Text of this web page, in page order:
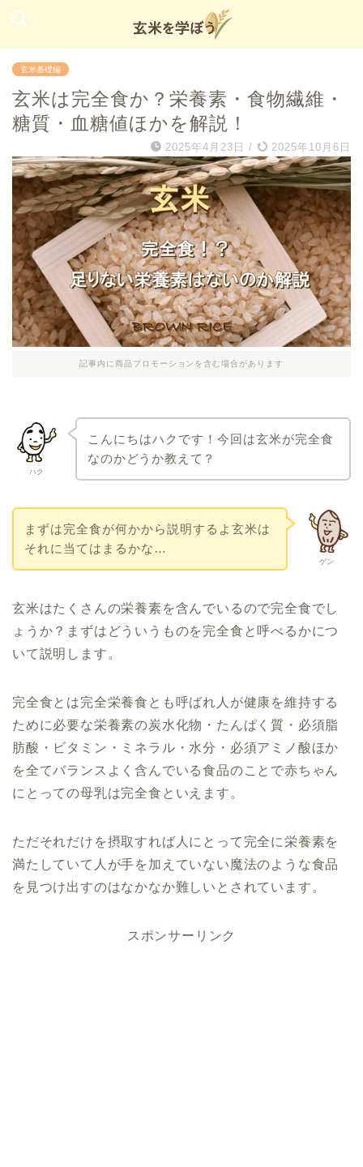
玄米基礎編
玄米は完全食か？栄養素・食物繊維・
糖質・血糖値ほかを解説！
2025年4月23日 / 2025年10月6日
記事内に商品プロモーションを含む場合があります
ハク
こんにちはハクです！今回は玄米が完全食
なのかどうか教えて？
ゲン
まずは完全食が何かから説明するよ玄米は
それに当てはまるかな…
玄米はたくさんの栄養素を含んでいるので完全食でし
ょうか？まずはどういうものを完全食と呼べるかにつ
いて説明します。
完全食とは完全栄養食とも呼ばれ人が健康を維持する
ために必要な栄養素の炭水化物・たんぱく質・必須脂
肪酸・ビタミン・ミネラル・水分・必須アミノ酸ほか
を全てバランスよく含んでいる食品のことで赤ちゃん
にとっての母乳は完全食といえます。
ただそれだけを摂取すれば人にとって完全に栄養素を
満たしていて人が手を加えていない魔法のような食品
を見つけ出すのはなかなか難しいとされています。
スポンサーリンク